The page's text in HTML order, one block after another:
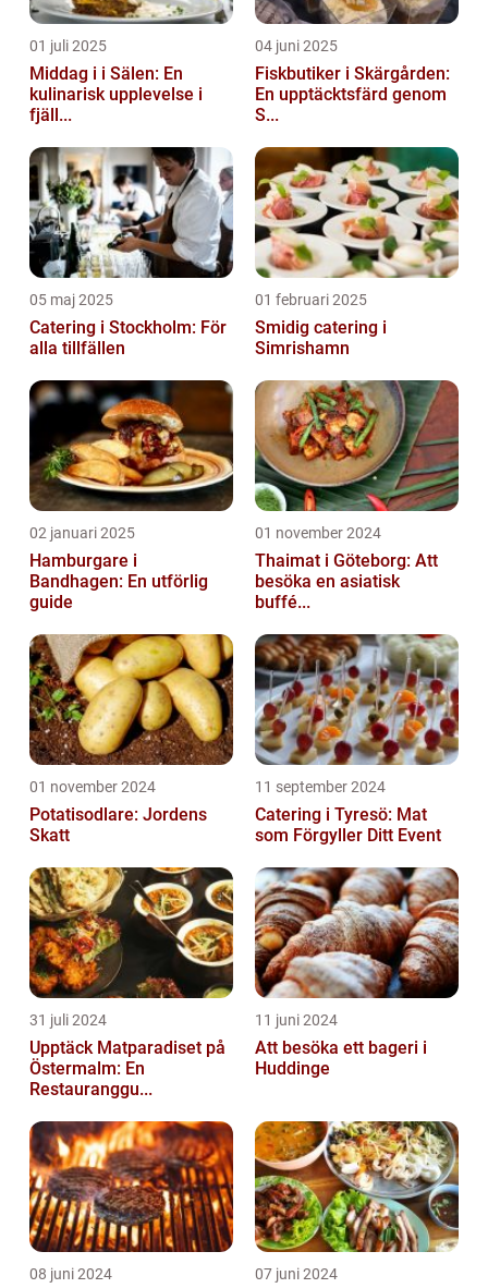
01 juli 2025
Middag i i Sälen: En
kulinarisk upplevelse i
fjäll...
04 juni 2025
Fiskbutiker i Skärgården:
En upptäcktsfärd genom
S...
05 maj 2025
Catering i Stockholm: För
alla tillfällen
01 februari 2025
Smidig catering i
Simrishamn
02 januari 2025
Hamburgare i
Bandhagen: En utförlig
guide
01 november 2024
Thaimat i Göteborg: Att
besöka en asiatisk
buffé...
01 november 2024
Potatisodlare: Jordens
Skatt
11 september 2024
Catering i Tyresö: Mat
som Förgyller Ditt Event
31 juli 2024
Upptäck Matparadiset på
Östermalm: En
Restauranggu...
11 juni 2024
Att besöka ett bageri i
Huddinge
08 juni 2024 07 juni 2024